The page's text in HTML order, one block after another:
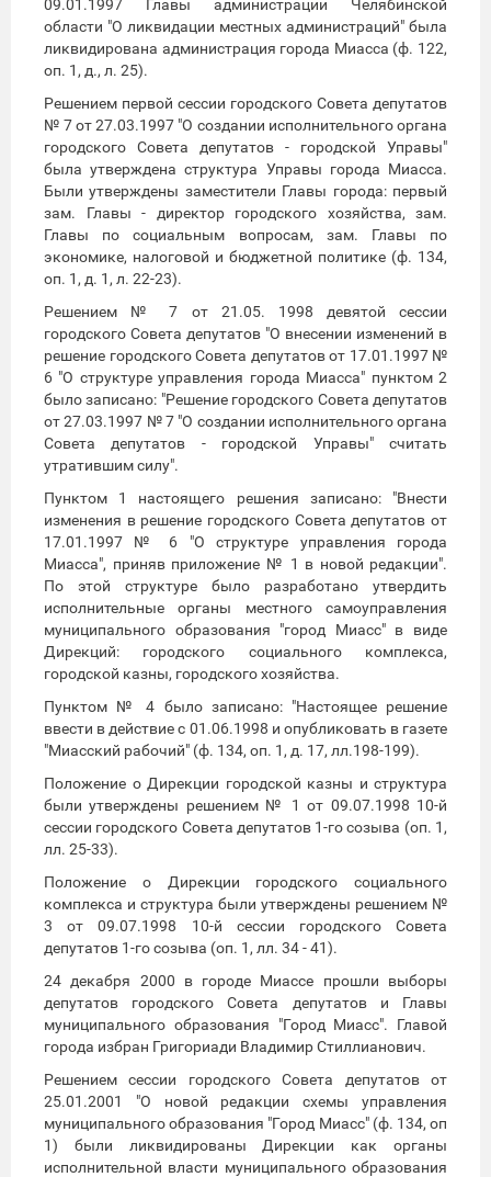
09.01.1997 Главы администрации Челябинской
области "О ликвидации местных администраций" была
ликвидирована администрация города Миасса (ф. 122,
оп. 1, д., л. 25).
Решением первой сессии городского Совета депутатов
№ 7 от 27.03.1997 "О создании исполнительного органа
городского Совета депутатов - городской Управы"
была утверждена структура Управы города Миасса.
Были утверждены заместители Главы города: первый
зам. Главы - директор городского хозяйства, зам.
Главы по социальным вопросам, зам. Главы по
экономике, налоговой и бюджетной политике (ф. 134,
оп. 1, д. 1, л. 22-23).
Решением № 7 от 21.05. 1998 девятой сессии
городского Совета депутатов "О внесении изменений в
решение городского Совета депутатов от 17.01.1997 №
6 "О структуре управления города Миасса" пунктом 2
было записано: "Решение городского Совета депутатов
от 27.03.1997 № 7 "О создании исполнительного органа
Совета депутатов - городской Управы" считать
утратившим силу".
Пунктом 1 настоящего решения записано: "Внести
изменения в решение городского Совета депутатов от
17.01.1997 № 6 "О структуре управления города
Миасса", приняв приложение № 1 в новой редакции".
По этой структуре было разработано утвердить
исполнительные органы местного самоуправления
муниципального образования "город Миасс" в виде
Дирекций: городского социального комплекса,
городской казны, городского хозяйства.
Пунктом № 4 было записано: "Настоящее решение
ввести в действие с 01.06.1998 и опубликовать в газете
"Миасский рабочий" (ф. 134, оп. 1, д. 17, лл.198-199).
Положение о Дирекции городской казны и структура
были утверждены решением № 1 от 09.07.1998 10-й
сессии городского Совета депутатов 1-го созыва (оп. 1,
лл. 25-33).
Положение о Дирекции городского социального
комплекса и структура были утверждены решением №
3 от 09.07.1998 10-й сессии городского Совета
депутатов 1-го созыва (оп. 1, лл. 34 - 41).
24 декабря 2000 в городе Миассе прошли выборы
депутатов городского Совета депутатов и Главы
муниципального образования "Город Миасс". Главой
города избран Григориади Владимир Стиллианович.
Решением сессии городского Совета депутатов от
25.01.2001 "О новой редакции схемы управления
муниципального образования "Город Миасс" (ф. 134, оп
1) были ликвидированы Дирекции как органы
исполнительной власти муниципального образования